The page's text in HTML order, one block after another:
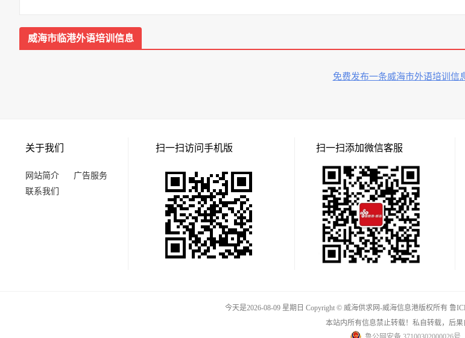
威海市临港外语培训信息
免费发布一条威海市外语培训信
关于我们
网站简介
广告服务
联系我们
扫一扫访问手机版 扫一扫添加微信客服
今天是2026-08-09 星期日 Copyright © 威海供求网-威海信息港版权所有 鲁
本站内所有信息禁止转载！私自转载，后果